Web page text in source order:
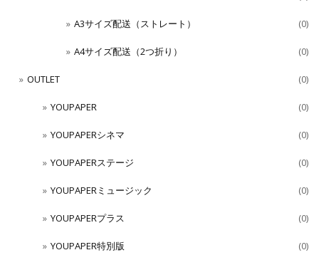
A3サイズ配送（ストレート） (0)
A4サイズ配送（2つ折り） (0)
OUTLET (0)
YOUPAPER (0)
YOUPAPERシネマ (0)
YOUPAPERステージ (0)
YOUPAPERミュージック (0)
YOUPAPERプラス (0)
YOUPAPER特別版 (0)